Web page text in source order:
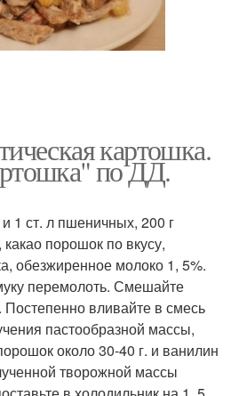
картошка.
по ДД.
1 ст. л пшеничных, 200 г
порошок по вкусу,
обезжиренное молоко 1, 5%.
перемолоть. Смешайте
Постепенно вливайте в смесь
пастообразной массы,
около 30-40 г. и ванилин
творожной массы